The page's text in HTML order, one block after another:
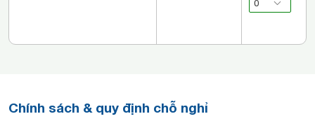
Chính sách & quy định chỗ nghỉ